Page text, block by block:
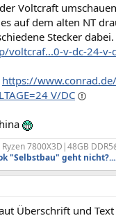
Voltcraft
auf dem alten NT
Stecker dabei.
voltcraf...0-v-dc-24-
https://
V/DC
7800X3D|48GB
"Selbstbau" geht
Überschrift und